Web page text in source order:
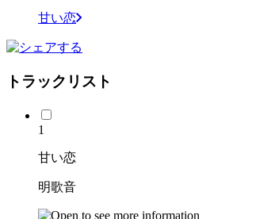
甘い恋
トラックリスト
1
甘い恋
明歌音